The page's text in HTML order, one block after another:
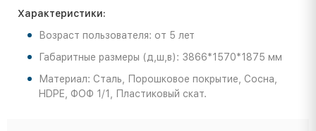
Характеристики:
Возраст пользователя: от 5 лет
Габаритные размеры (д,ш,в): 3866*1570*1875 мм
Материал: Сталь, Порошковое покрытие, Сосна,
HDPE, ФОФ 1/1, Пластиковый скат.